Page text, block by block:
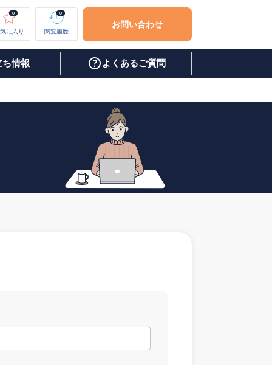
0
に入り
0
閲覧履歴
お問い合わせ
ち情報 よくあるご質問